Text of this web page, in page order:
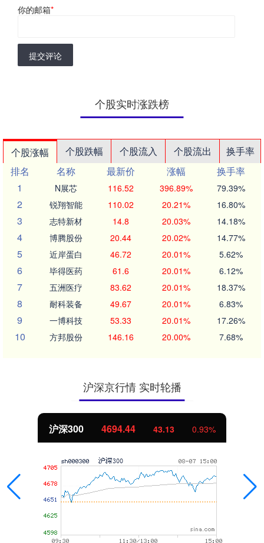
你的邮箱*
提交评论
个股实时涨跌榜
个股涨幅 个股跌幅 个股流入 个股流出
换手率
排名
名称 最新价 涨幅
换手率
1
N展芯 116.52 396.89% 79.39%
2 锐翔智能 110.02 20.21% 16.80%
3 志特新材 14.8 20.03% 14.18%
4 博腾股份 20.44 20.02% 14.77%
5 近岸蛋白 46.72 20.01% 5.62%
6 毕得医药 61.6 20.01% 6.12%
7 五洲医疗 83.62 20.01% 18.37%
8 耐科装备 49.67 20.01% 6.83%
9 一博科技 53.33 20.01% 17.26%
10 方邦股份 146.16 20.00% 7.68%
沪深京行情 实时轮播
沪深300 4694.44 43.13 0.93%